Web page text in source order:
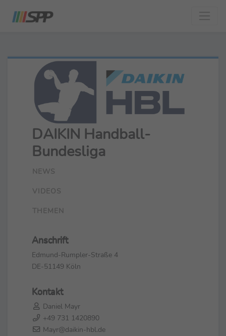
DAIKIN Handball-
Bundesliga
NEWS
VIDEOS
THEMEN
Anschrift
Edmund-Rumpler-Straße 4
DE-51149 Köln
Kontakt
Daniel Mayr
+49 731 1420890
Mayr@daikin-hbl.de